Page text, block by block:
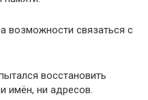
возможности связаться с
восстановить
имён, ни адресов.